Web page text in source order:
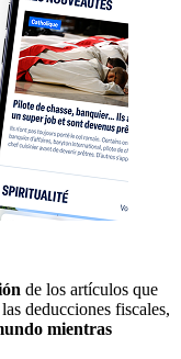
de los artículos que
deducciones fiscales,
mientras